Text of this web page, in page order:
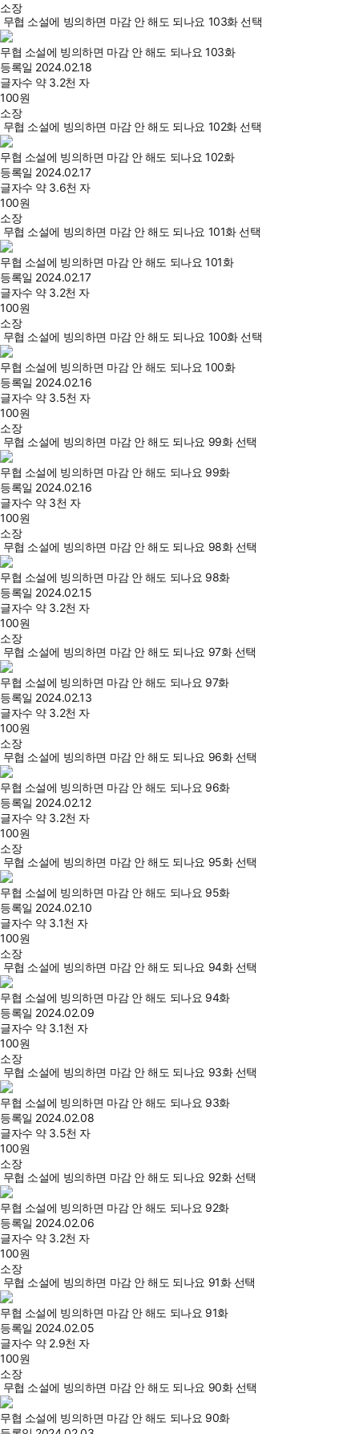
소장
무협 소설에 빙의하면 마감 안 해도 되나요 103화 선택
무협 소설에 빙의하면 마감 안 해도 되나요 103화
등록일 2024.02.18
글자수 약 3.2천 자
100원
소장
무협 소설에 빙의하면 마감 안 해도 되나요 102화 선택
무협 소설에 빙의하면 마감 안 해도 되나요 102화
등록일 2024.02.17
글자수 약 3.6천 자
100원
소장
무협 소설에 빙의하면 마감 안 해도 되나요 101화 선택
무협 소설에 빙의하면 마감 안 해도 되나요 101화
등록일 2024.02.17
글자수 약 3.2천 자
100원
소장
무협 소설에 빙의하면 마감 안 해도 되나요 100화 선택
무협 소설에 빙의하면 마감 안 해도 되나요 100화
등록일 2024.02.16
글자수 약 3.5천 자
100원
소장
무협 소설에 빙의하면 마감 안 해도 되나요 99화 선택
무협 소설에 빙의하면 마감 안 해도 되나요 99화
등록일 2024.02.16
글자수 약 3천 자
100원
소장
무협 소설에 빙의하면 마감 안 해도 되나요 98화 선택
무협 소설에 빙의하면 마감 안 해도 되나요 98화
등록일 2024.02.15
글자수 약 3.2천 자
100원
소장
무협 소설에 빙의하면 마감 안 해도 되나요 97화 선택
무협 소설에 빙의하면 마감 안 해도 되나요 97화
등록일 2024.02.13
글자수 약 3.2천 자
100원
소장
무협 소설에 빙의하면 마감 안 해도 되나요 96화 선택
무협 소설에 빙의하면 마감 안 해도 되나요 96화
등록일 2024.02.12
글자수 약 3.2천 자
100원
소장
무협 소설에 빙의하면 마감 안 해도 되나요 95화 선택
무협 소설에 빙의하면 마감 안 해도 되나요 95화
등록일 2024.02.10
글자수 약 3.1천 자
100원
소장
무협 소설에 빙의하면 마감 안 해도 되나요 94화 선택
무협 소설에 빙의하면 마감 안 해도 되나요 94화
등록일 2024.02.09
글자수 약 3.1천 자
100원
소장
무협 소설에 빙의하면 마감 안 해도 되나요 93화 선택
무협 소설에 빙의하면 마감 안 해도 되나요 93화
등록일 2024.02.08
글자수 약 3.5천 자
100원
소장
무협 소설에 빙의하면 마감 안 해도 되나요 92화 선택
무협 소설에 빙의하면 마감 안 해도 되나요 92화
등록일 2024.02.06
글자수 약 3.2천 자
100원
소장
무협 소설에 빙의하면 마감 안 해도 되나요 91화 선택
무협 소설에 빙의하면 마감 안 해도 되나요 91화
등록일 2024.02.05
글자수 약 2.9천 자
100원
소장
무협 소설에 빙의하면 마감 안 해도 되나요 90화 선택
무협 소설에 빙의하면 마감 안 해도 되나요 90화